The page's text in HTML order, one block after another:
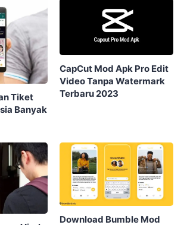
Tiket
Banyak
CapCut Mod Apk Pro Edit
Video Tanpa Watermark
Terbaru 2023
Download Bumble Mod